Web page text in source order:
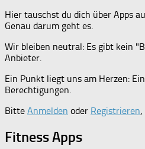
hier:
Hier tauschst du dich über Apps
Genau darum geht es.
Wir bleiben neutral: Es gibt kein
Anbieter.
Ein Punkt liegt uns am Herzen:
Berechtigungen.
Bitte Anmelden oder Registrieren
Fitness Apps